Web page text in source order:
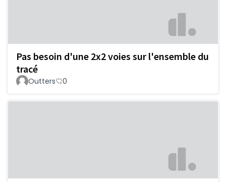
Pas besoin d'une 2x2 voies sur l'ensemble du
tracé
Outters 0